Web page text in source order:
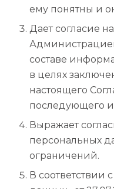
ему понятны и
Дает согласие
составе
в целях
настоящего
последующего
Выражает
персональных
ограничений.
В соответствии